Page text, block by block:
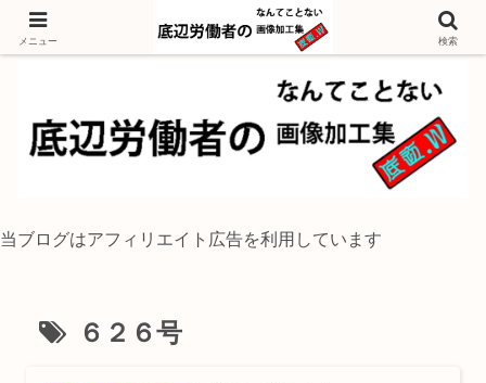
独身底辺おじさんが風景写真をイラスト風に加工するブログ
当ブログはアフィリエイト広告を利用しています
６２６号
メニュー 検索